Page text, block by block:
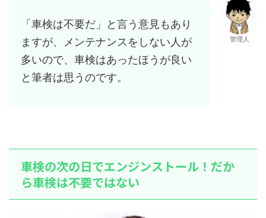
「車検は不要だ」と言う意見もあり
ますが、メンテナンスをしない人が
多いので、車検はあったほうが良い
と筆者は思うのです。
管理人
車検の次の日でエンジンストール！だか
ら車検は不要ではない